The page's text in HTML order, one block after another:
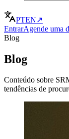
PTEN↗
EntrarAgende uma
Blog
Blog
Conteúdo sobre
tendências de